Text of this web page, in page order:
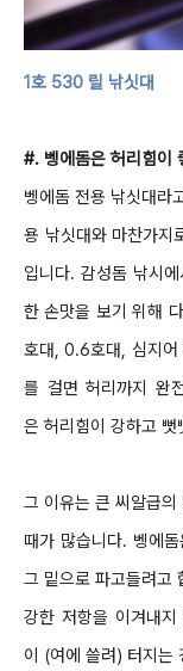
1호 530 릴 낚싯대
#. 벵에돔은 허리힘이
벵에돔 전용 낚싯대라
용 낚싯대와 마찬가지
입니다. 감성돔 낚시
한 손맛을 보기 위해
호대,0.6호대, 심지
를 걸면 허리까지 완
은 허리힘이 강하고 뻣
그 이유는 큰 씨알급
때가 많습니다. 벵에
그 밑으로 파고들려고
강한 저항을 이겨내
이 (여에 쓸려) 터지는